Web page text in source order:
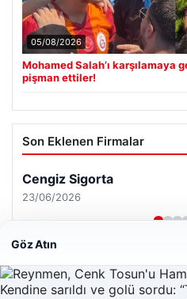
05/08/2026
Mohamed Salah’ı karşılamaya
pişman ettiler!
Son Eklenen Firmalar
Göz Atın